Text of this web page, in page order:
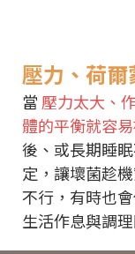
壓力、荷
當 壓力太大、
體的平衡就容
後、或長期睡
定，讓壞菌趁
不行，有時也
生活作息與調